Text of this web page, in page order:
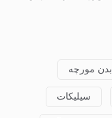
بدن مورچه
سیلیکات